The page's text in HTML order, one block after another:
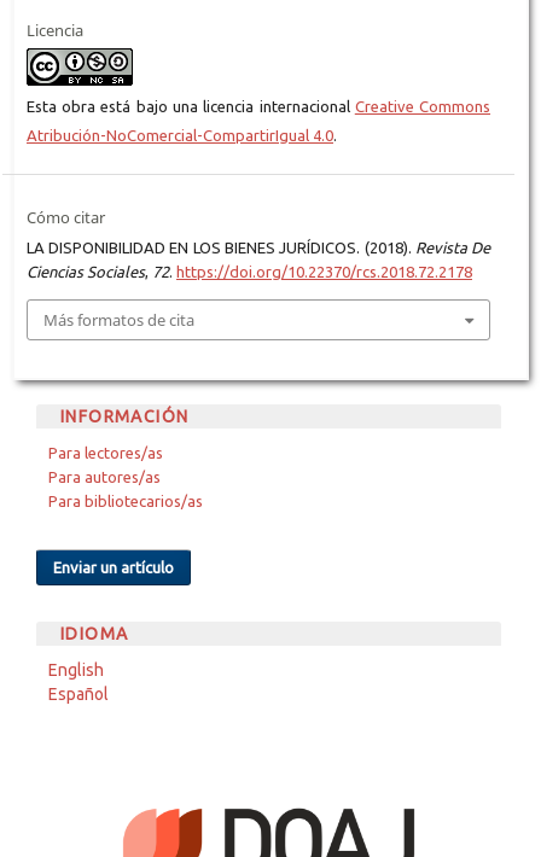
Licencia
Esta obra está bajo una licencia internacional Creative Commons
Atribución-NoComercial-CompartirIgual 4.0.
Cómo citar
LA DISPONIBILIDAD EN LOS BIENES JURÍDICOS. (2018). Revista De
Ciencias Sociales, 72. https://doi.org/10.22370/rcs.2018.72.2178
Más formatos de cita
INFORMACIÓN
Para lectores/as
Para autores/as
Para bibliotecarios/as
Enviar un artículo
IDIOMA
English
Español